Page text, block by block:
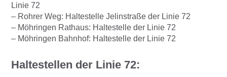
Linie 72
– Rohrer Weg: Haltestelle Jelinstraße der Linie 72
– Möhringen Rathaus: Haltestelle der Linie 72
– Möhringen Bahnhof: Haltestelle der Linie 72
Haltestellen der Linie 72: